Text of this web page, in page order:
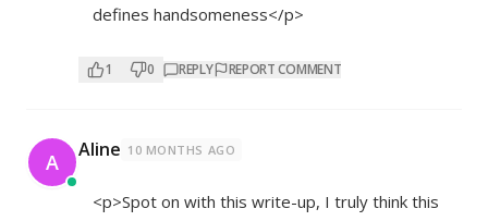
defines handsomeness</p>
1 0 REPLY REPORT COMMENT
A Aline 10 MONTHS AGO
<p>Spot on with this write-up, I truly think this